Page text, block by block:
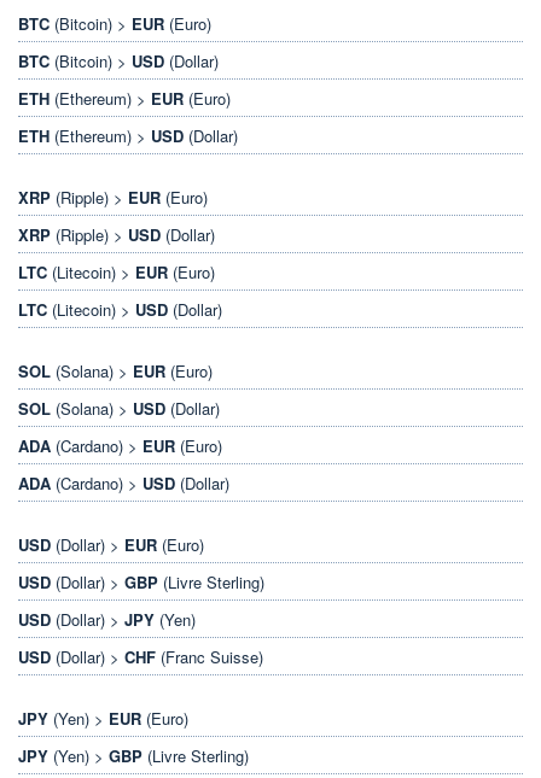
BTC (Bitcoin) > EUR (Euro)
BTC (Bitcoin) > USD (Dollar)
ETH (Ethereum) > EUR (Euro)
ETH (Ethereum) > USD (Dollar)
XRP (Ripple) > EUR (Euro)
XRP (Ripple) > USD (Dollar)
LTC (Litecoin) > EUR (Euro)
LTC (Litecoin) > USD (Dollar)
SOL (Solana) > EUR (Euro)
SOL (Solana) > USD (Dollar)
ADA (Cardano) > EUR (Euro)
ADA (Cardano) > USD (Dollar)
USD (Dollar) > EUR (Euro)
USD (Dollar) > GBP (Livre Sterling)
USD (Dollar) > JPY (Yen)
USD (Dollar) > CHF (Franc Suisse)
JPY (Yen) > EUR (Euro)
JPY (Yen) > GBP (Livre Sterling)